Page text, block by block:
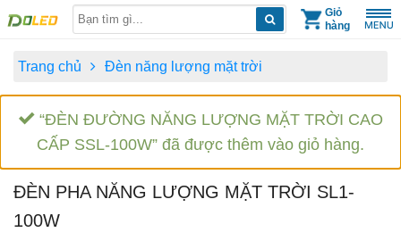
Giỏ
hàng
Trang chủ Đèn năng lượng mặt trời
“ĐÈN ĐƯỜNG NĂNG LƯỢNG MẶT TRỜI CAO
CẤP SSL-100W” đã được thêm vào giỏ hàng.
ĐÈN PHA NĂNG LƯỢNG MẶT TRỜI SL1-
100W